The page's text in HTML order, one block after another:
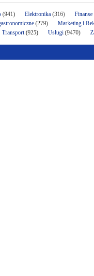
(941) Elektronika (316) Finanse
(279) Marketing i
Transport(925) Usługi (9470)